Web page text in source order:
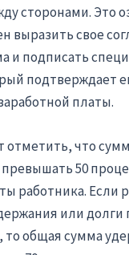
сторонами. Это
выразить свое
и подписать
подтверждает
платы.
отметить, что
50
работника. Если
или долги
то общая сумма